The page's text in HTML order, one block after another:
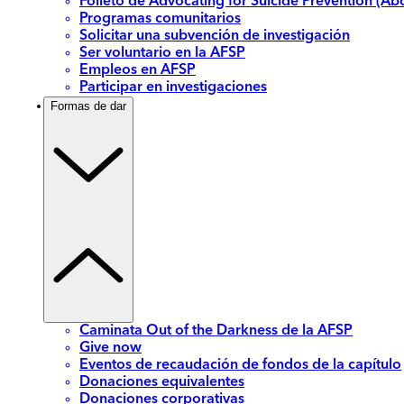
Programas comunitarios
Solicitar una subvención de investigación
Ser voluntario en la AFSP
Empleos en AFSP
Participar en investigaciones
Formas de dar
Caminata Out of the Darkness de la AFSP
Give now
Eventos de recaudación de fondos de la capítulo
Donaciones equivalentes
Donaciones corporativas